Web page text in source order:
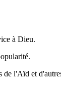
à Dieu.
de l'Aïd et